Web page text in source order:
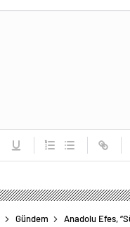
Gündem Anadolu Efes,